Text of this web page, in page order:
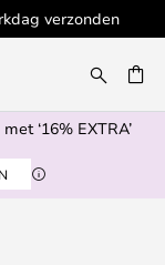
verzonden
‘16% EXTRA’